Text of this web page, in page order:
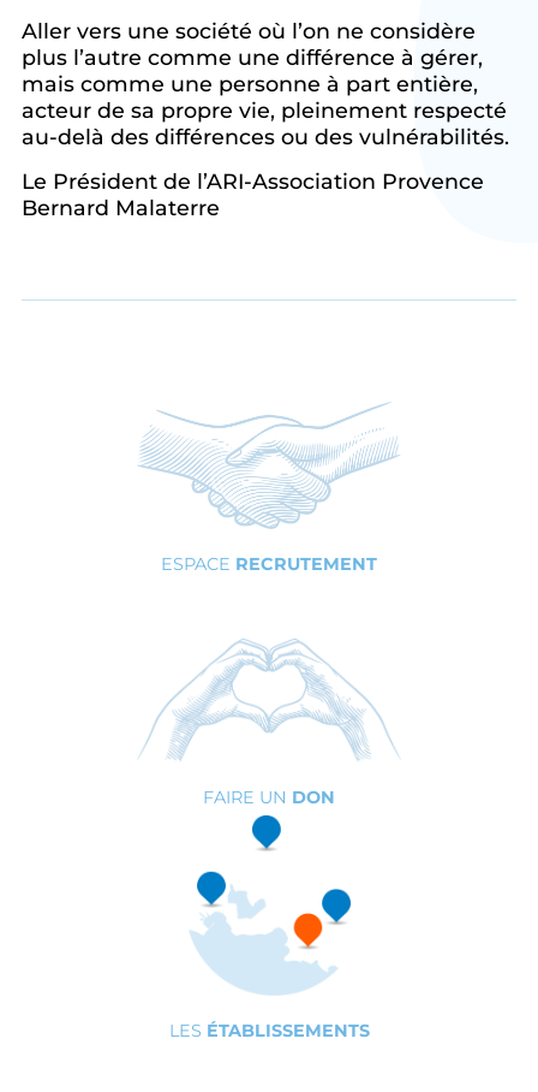
Aller vers une société où l’on ne considère
plus l’autre comme une différence à gérer,
mais comme une personne à part entière,
acteur de sa propre vie, pleinement respecté
au-delà des différences ou des vulnérabilités.
Le Président de l’ARI-Association Provence
Bernard Malaterre
ESPACE RECRUTEMENT
FAIRE UN DON
LES ÉTABLISSEMENTS